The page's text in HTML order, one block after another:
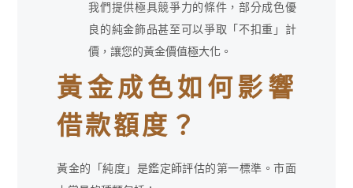
我們提供極具競爭力的條件，部分成色優
良的純金飾品甚至可以爭取「不扣重」計
價，讓您的黃金價值極大化。
黃金成色如何影響
借款額度？
黃金的「純度」是鑑定師評估的第一標準。市面